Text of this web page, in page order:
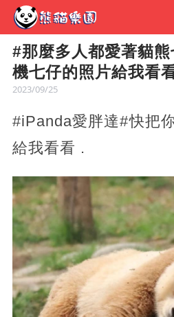
#那麼多人都愛著貓
機七仔的照片給我看看
2023/09/25
#iPanda愛胖達#快把
給我看看 .